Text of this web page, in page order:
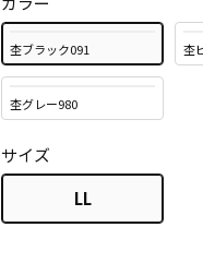
杢ブラック091 杢
杢グレー980
サイズ
LL